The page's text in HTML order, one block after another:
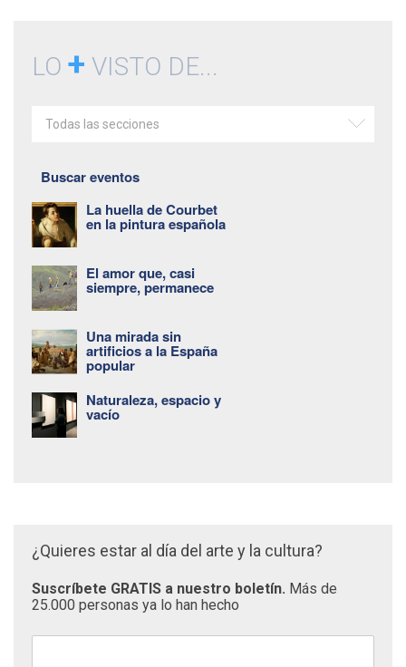
LO + VISTO DE...
Todas las secciones
Buscar eventos
La huella de Courbet
en la pintura española
El amor que, casi
siempre, permanece
Una mirada sin
artificios a la España
popular
Naturaleza, espacio y
vacío
¿Quieres estar al día del arte y la cultura?
Suscríbete GRATIS a nuestro boletín. Más de
25.000 personas ya lo han hecho